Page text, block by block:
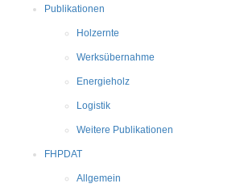
Publikationen
Holzernte
Werksübernahme
Energieholz
Logistik
Weitere Publikationen
FHPDAT
Allgemein